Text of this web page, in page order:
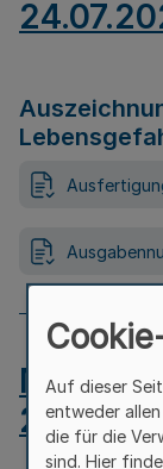
Auf dieser
entweder
die für die
sind. Hier